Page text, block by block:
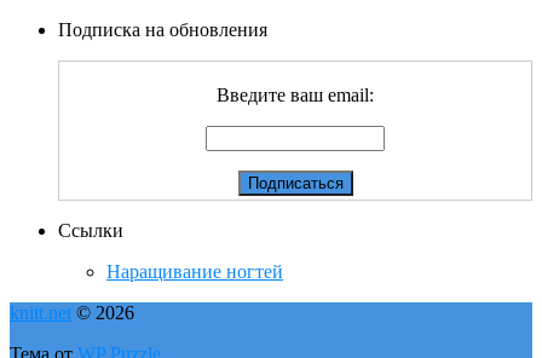
Подписка на обновления
Введите ваш email:
Ссылки
Наращивание ногтей
knitt.net © 2026
Тема от WP Puzzle